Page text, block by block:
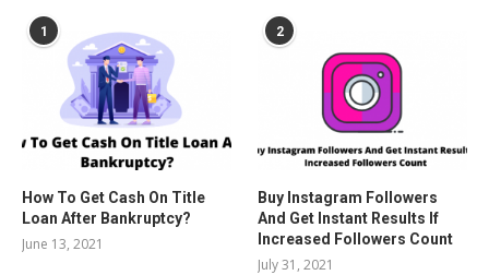
1
How To Get Cash On Title
Loan After Bankruptcy?
June 13, 2021
2
Buy Instagram Followers
And Get Instant Results If
Increased Followers Count
July 31, 2021